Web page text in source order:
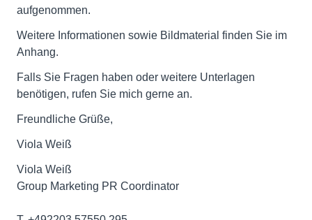
aufgenommen.
Weitere Informationen sowie Bildmaterial finden Sie im
Anhang.
Falls Sie Fragen haben oder weitere Unterlagen
benötigen, rufen Sie mich gerne an.
Freundliche Grüße,
Viola Weiß
Viola Weiß
Group Marketing PR Coordinator